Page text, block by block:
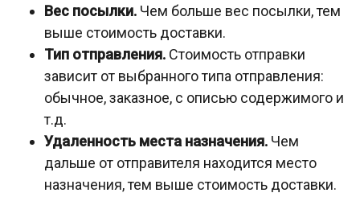
Вес посылки. Чем больше вес посылки, тем
выше стоимость доставки.
Тип отправления. Стоимость отправки
зависит от выбранного типа отправления:
обычное, заказное, с описью содержимого и
т.д.
Удаленность места назначения. Чем
дальше от отправителя находится место
назначения, тем выше стоимость доставки.